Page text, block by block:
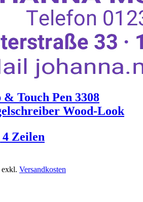
Touch Pen 3308
Wood-Look
4 Zeilen
exkl. Versandkosten